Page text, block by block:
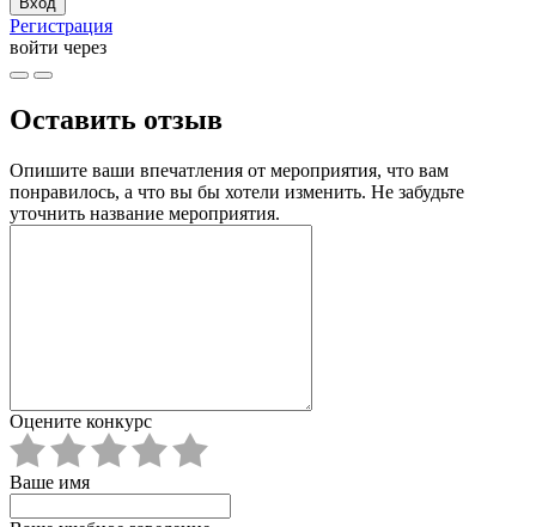
Регистрация
войти через
Оставить отзыв
Опишите ваши впечатления от мероприятия, что вам
понравилось, а что вы бы хотели изменить. Не забудьте
уточнить название мероприятия.
Оцените конкурс
Ваше имя